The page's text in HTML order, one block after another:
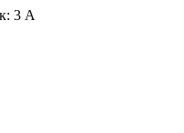
3 А